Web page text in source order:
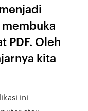
PDF. Oleh
kita
ini